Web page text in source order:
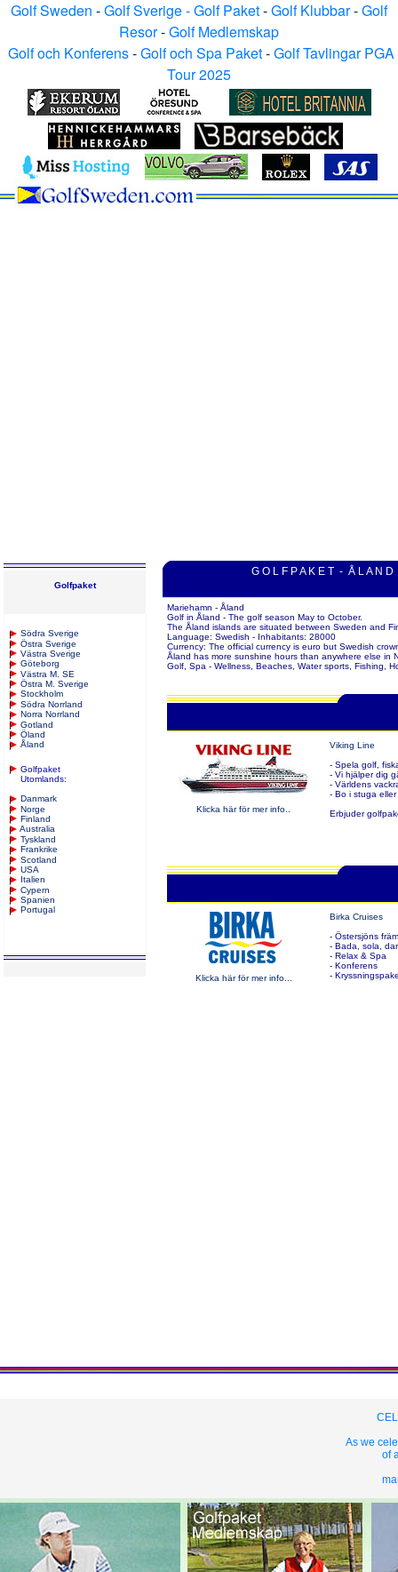
Golf Sweden -Golf Sverige - Golf Paket-Golf Klubbar-Golf
Resor-Golf Medlemskap
Golf och Konferens-Golf och Spa Paket-Golf Tavlingar PGA
Tour 2025
Golfpaket
Södra Sverige
Östra Sverige
Västra Sverige
Göteborg
Västra M. SE
Östra M. Sverige
Stockholm
Södra Norrland
Norra Norrland
Gotland
Öland
Åland
Golfpaket
Utomlands:
Danmark
Norge
Finland
Australia
Tyskland
Frankrike
Scotland
USA
Italien
Cypern
Spanien
Portugal
G O L F P A K E T - Å L A N D
Mariehamn - Åland
Golf in Åland - The golf season May to October.
The Åland islands are situated between Sweden and
Language: Swedish - Inhabitants: 28000
Currency: The official currency is euro but Swedish
Åland has more sunshine hours than anywhere else in
Golf, Spa - Wellness, Beaches, Water sports, Fishing,
Klicka här för mer info..
Viking Line
- Spela golf,
- Vi hjälper dig
- Världens
- Bo i stuga eller
Erbjuder
Klicka här för mer info...
Birka Cruises
- Östersjöns
- Bada, sola,
- Relax & Spa
- Konferens
-
As we
of